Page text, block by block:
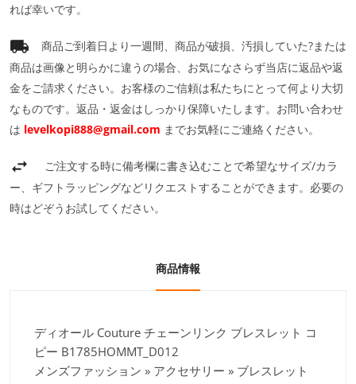
れば幸いです。
商品ご到着日より一週間、商品が破損、汚損していた?または
商品は画像と明らかに違うの場合、お気になさらず当店に返品や返
金をご請求ください。お客様のご信頼は私たちにとって何より大切
なものです。返品・返金はしっかり保障いたします。お問い合わせ
は levelkopi888@gmail.com までお気軽にご連絡ください。
ご注文する時に備考欄に書き込むことで希望なサイズ/カラ
ー、ギフトラッピングなどリクエストすることができます。必要の
時はどぞうお試してください。
商品情報
ディオール Couture チェーンリンク ブレスレット コ
ピー B1785HOMMT_D012
メンズファッション » アクセサリー » ブレスレット